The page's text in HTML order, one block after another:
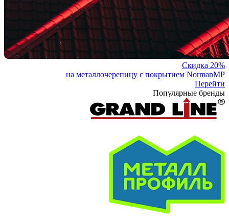
Скидка 20%
на металлочерепицу с покрытием NormanMP
Перейти
Популярные бренды